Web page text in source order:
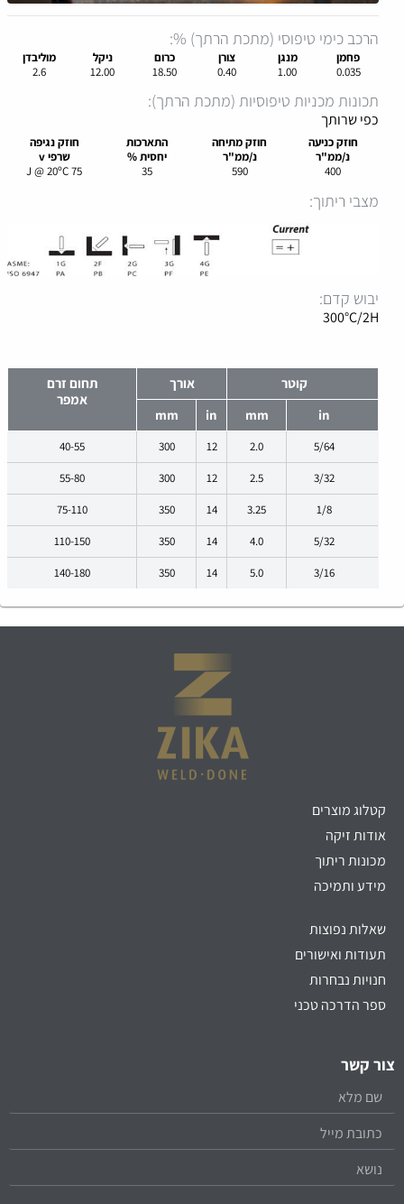
הרכב כימי טיפוסי (מתכת הרתך) %:
פחמן מנגן צורן כרום ניקל
מוליבדן
0.035
1.00
0.40
18.50
12.00
2.6
תכונות מכניות טיפוסיות (מתכת הרתך):
כפי שרותך
חוזקכניעה
נ/ממ"ר
חוזקמתיחה
נ/ממ"ר
התארכות
יחסית %
חוזקנגיפה
שרפיv
400
590
35
75 J @ 20ºC
מצבי ריתוך:
יבוש קדם:
300°C/2H
קוטר אורך
תחום זרם
אמפר
in
mm
in
mm
5/64
2.0
12
300
40-55
3/32
2.5
12
300
55-80
1/8
3.25
14
350
75-110
5/32
4.0
14
350
110-150
3/16
5.0
14
350
140-180
קטלוג מוצרים
אודות זיקה
מכונות ריתוך
מידע ותמיכה
שאלות נפוצות
תעודות ואישורים
חנויות נבחרות
ספר הדרכה טכני
צור קשר